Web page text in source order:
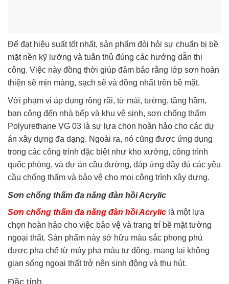
Để đạt hiệu suất tốt nhất, sản phẩm đòi hỏi sự chuẩn bị bề
mặt nền kỹ lưỡng và tuân thủ đúng các hướng dẫn thi
công. Việc này đồng thời giúp đảm bảo rằng lớp sơn hoàn
thiện sẽ mịn màng, sạch sẽ và đồng nhất trên bề mặt.
Với phạm vi áp dụng rộng rãi, từ mái, tường, tầng hầm,
ban công đến nhà bếp và khu vệ sinh, sơn chống thấm
Polyurethane VG 03 là sự lựa chọn hoàn hảo cho các dự
án xây dựng đa dạng. Ngoài ra, nó cũng được ứng dụng
trong các công trình đặc biệt như kho xưởng, công trình
quốc phòng, và dự án cầu đường, đáp ứng đầy đủ các yêu
cầu chống thấm và bảo vệ cho mọi công trình xây dựng.
Sơn chống thấm đa năng đàn hồi Acrylic
Sơn chống thấm đa năng đàn hồi Acrylic là một lựa
chọn hoàn hảo cho việc bảo vệ và trang trí bề mặt tường
ngoại thất. Sản phẩm này sở hữu màu sắc phong phú
được pha chế từ máy pha màu tự động, mang lại không
gian sống ngoại thất trở nên sinh động và thu hút.